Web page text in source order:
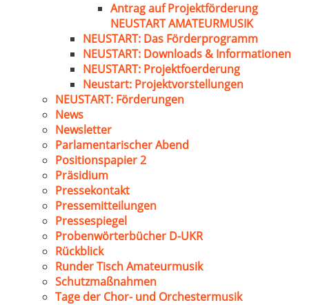
Antrag auf Projektförderung
NEUSTART AMATEURMUSIK
NEUSTART: Das Förderprogramm
NEUSTART: Downloads & Informationen
NEUSTART: Projektfoerderung
Neustart: Projektvorstellungen
NEUSTART: Förderungen
News
Newsletter
Parlamentarischer Abend
Positionspapier 2
Präsidium
Pressekontakt
Pressemitteilungen
Pressespiegel
Probenwörterbücher D-UKR
Rückblick
Runder Tisch Amateurmusik
Schutzmaßnahmen
Tage der Chor- und Orchestermusik